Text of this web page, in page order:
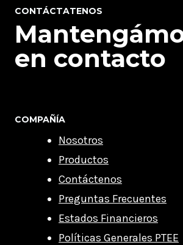
CONTÁCTATENOS
en contacto
COMPAÑÍA
Nosotros
Productos
Contáctenos
Preguntas Frecuentes
Estados Financieros
Políticas Generales PTEE